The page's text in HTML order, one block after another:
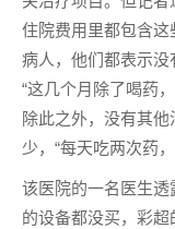
住院费用里都包含
病人，他们都表示没
“这几个月除了喝药
除此之外，没有其
少，“每天吃两次药
该医院的一名医生透
的设备都没买，彩